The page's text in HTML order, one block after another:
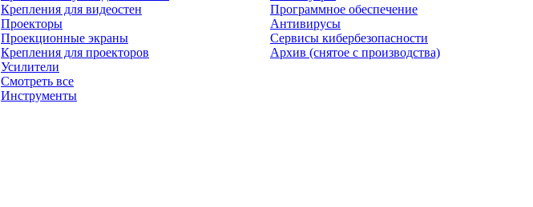
Крепления для видеостен
Проекторы
Проекционные экраны
Крепления для проекторов
Усилители
Смотреть все
Инструменты
Программное обеспечение
Антивирусы
Сервисы кибербезопасности
Архив (снятое с производства)